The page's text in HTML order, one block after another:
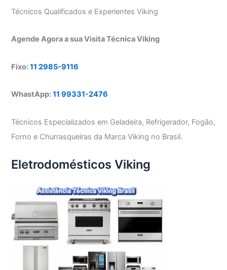
Técnicos Qualificados e Experientes Viking
Agende Agora a sua Visita Técnica Viking
Fixo:11 2985-9116
WhastApp:11 99331-2476
Técnicos Especializados em Geladeira, Refrigerador, Fogão,
Forno e Churrasqueiras da Marca Viking no Brasil.
Eletrodomésticos Viking